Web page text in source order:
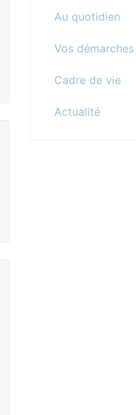
Au quotidien
Vos démarches
Cadre de vie
Actualité